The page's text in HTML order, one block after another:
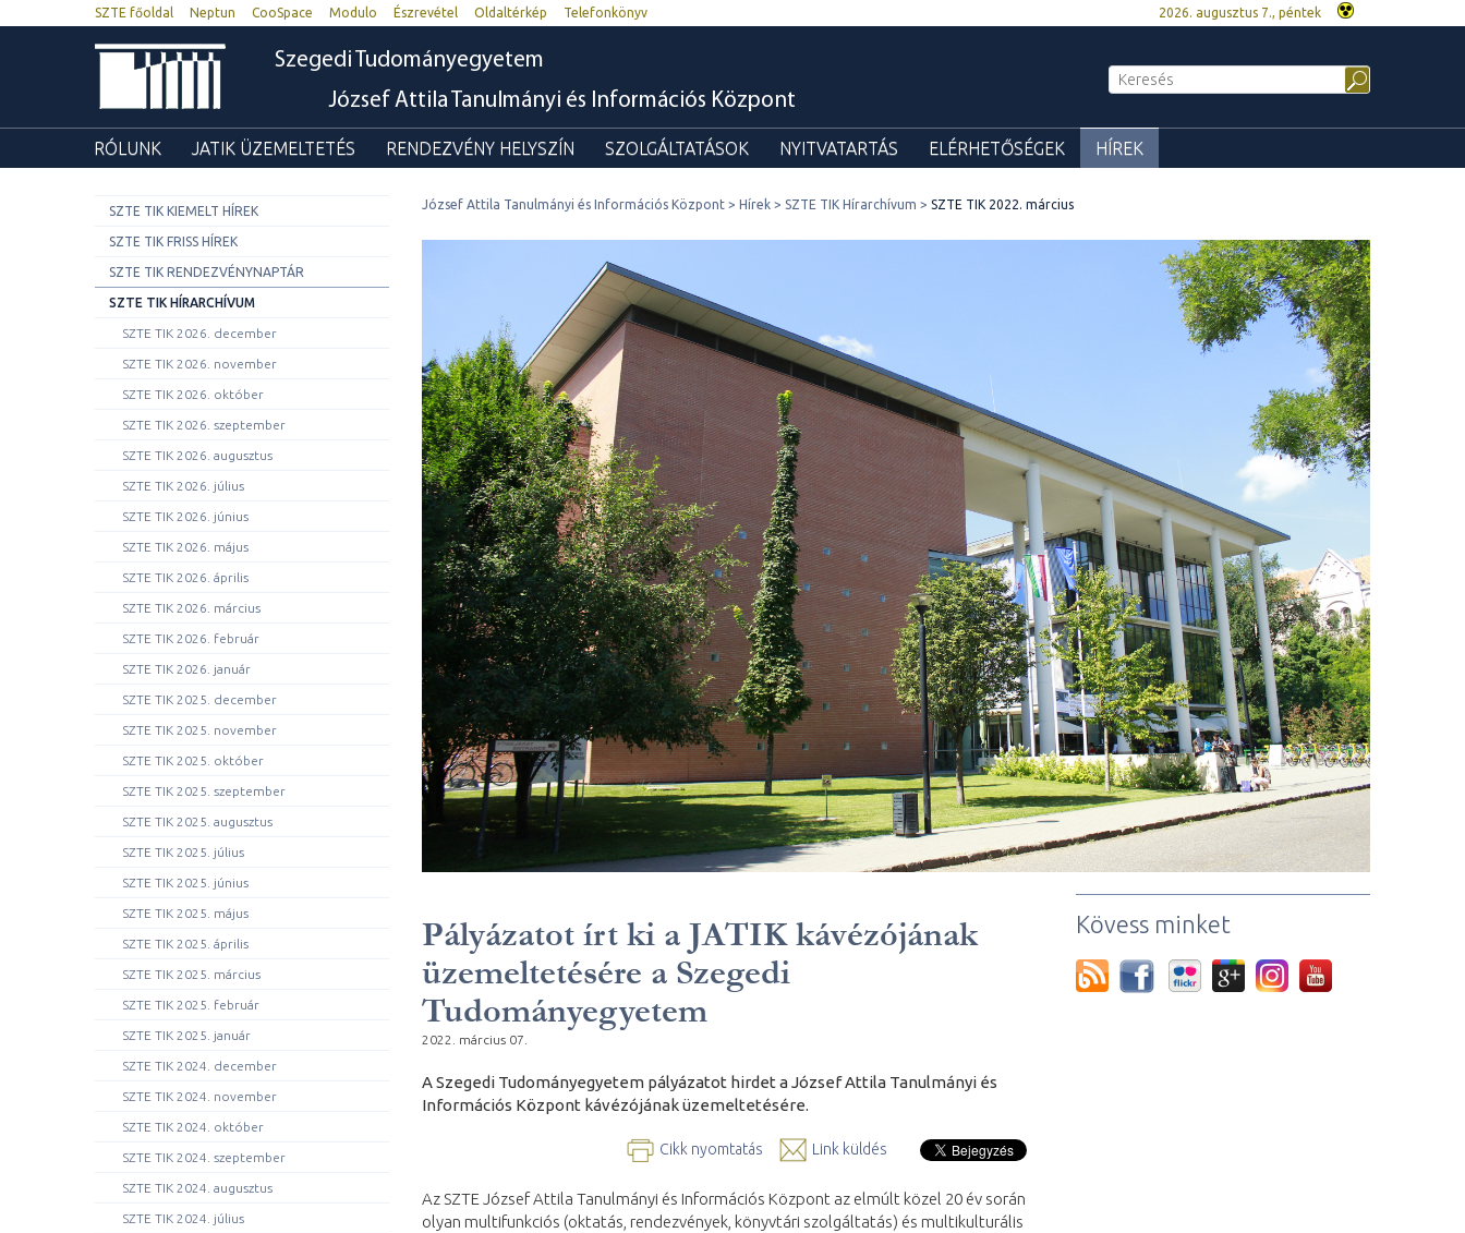
SZTE főoldal Neptun CooSpace Modulo Észrevétel Oldaltérkép Telefonkönyv 2026. augusztus 7., péntek
Szegedi Tudományegyetem
József Attila Tanulmányi és Információs Központ
RÓLUNK JATIK ÜZEMELTETÉS RENDEZVÉNY HELYSZÍN SZOLGÁLTATÁSOK NYITVATARTÁS ELÉRHETŐSÉGEK HÍREK
SZTE TIK KIEMELT HÍREK
SZTE TIK FRISS HÍREK
SZTE TIK RENDEZVÉNYNAPTÁR
SZTE TIK HÍRARCHÍVUM
SZTE TIK 2026. december
SZTE TIK 2026. november
SZTE TIK 2026. október
SZTE TIK 2026. szeptember
SZTE TIK 2026. augusztus
SZTE TIK 2026. július
SZTE TIK 2026. június
SZTE TIK 2026. május
SZTE TIK 2026. április
SZTE TIK 2026. március
SZTE TIK 2026. február
SZTE TIK 2026. január
SZTE TIK 2025. december
SZTE TIK 2025. november
SZTE TIK 2025. október
SZTE TIK 2025. szeptember
SZTE TIK 2025. augusztus
SZTE TIK 2025. július
SZTE TIK 2025. június
SZTE TIK 2025. május
SZTE TIK 2025. április
SZTE TIK 2025. március
SZTE TIK 2025. február
SZTE TIK 2025. január
SZTE TIK 2024. december
SZTE TIK 2024. november
SZTE TIK 2024. október
SZTE TIK 2024. szeptember
SZTE TIK 2024. augusztus
SZTE TIK 2024. július
József Attila Tanulmányi és Információs Központ Hírek SZTE TIK Hírarchívum SZTE TIK 2022. március
Pályázatot írt ki a JATIK kávézójának
üzemeltetésére a Szegedi
Tudományegyetem
2022. március 07.
A Szegedi Tudományegyetem pályázatot hirdet a József Attila Tanulmányi és
Információs Központ kávézójának üzemeltetésére.
Cikk nyomtatás Link küldés
Az SZTE József Attila Tanulmányi és Információs Központ az elmúlt közel 20 év során
olyan multifunkciós (oktatás, rendezvények, könyvtári szolgáltatás) és multikulturális
Kövess minket